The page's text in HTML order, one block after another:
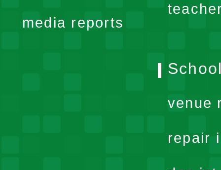
media reports
venue
repair